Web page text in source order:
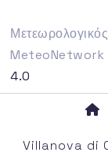
MeteoNetwork
4.0
Villanova di